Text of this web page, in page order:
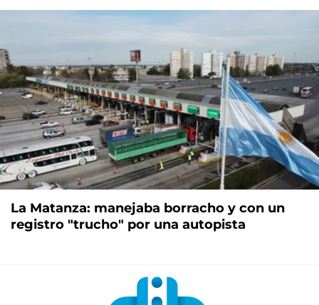
La Matanza: manejaba borracho y con un
registro "trucho" por una autopista